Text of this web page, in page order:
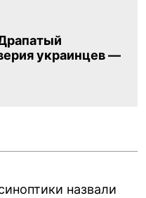
украинцев —
назвали